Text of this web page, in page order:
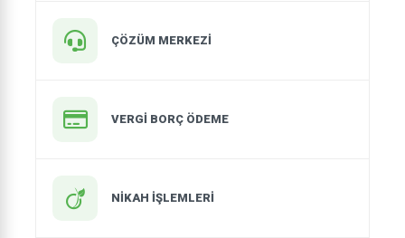
ÇÖZÜM MERKEZİ
VERGİ BORÇ ÖDEME
NIKAH İŞLEMLERI